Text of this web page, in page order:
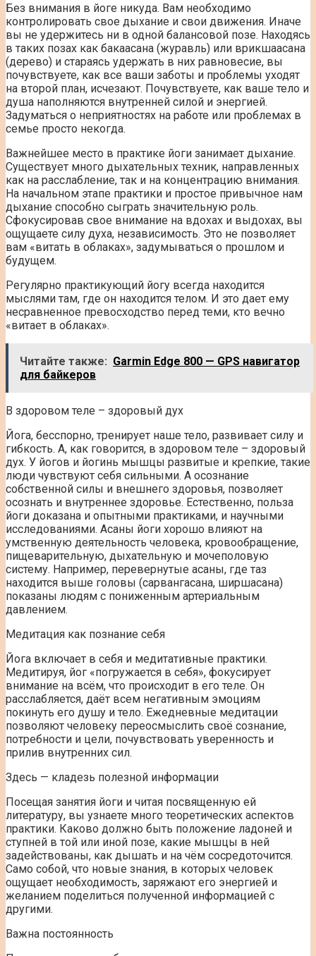
Без внимания в йоге никуда. Вам необходимо
контролировать свое дыхание и свои движения. Иначе
вы не удержитесь ни в одной балансовой позе. Находясь
в таких позах как бакаасана (журавль) или врикшаасана
(дерево) и стараясь удержать в них равновесие, вы
почувствуете, как все ваши заботы и проблемы уходят
на второй план, исчезают. Почувствуете, как ваше тело и
душа наполняются внутренней силой и энергией.
Задуматься о неприятностях на работе или проблемах в
семье просто некогда.
Важнейшее место в практике йоги занимает дыхание.
Существует много дыхательных техник, направленных
как на расслабление, так и на концентрацию внимания.
На начальном этапе практики и простое привычное нам
дыхание способно сыграть значительную роль.
Сфокусировав свое внимание на вдохах и выдохах, вы
ощущаете силу духа, независимость. Это не позволяет
вам «витать в облаках», задумываться о прошлом и
будущем.
Регулярно практикующий йогу всегда находится
мыслями там, где он находится телом. И это дает ему
несравненное превосходство перед теми, кто вечно
«витает в облаках».
Читайте также: Garmin Edge 800 — GPS навигатор
для байкеров
В здоровом теле – здоровый дух
Йога, бесспорно, тренирует наше тело, развивает силу и
гибкость. А, как говорится, в здоровом теле – здоровый
дух. У йогов и йогинь мышцы развитые и крепкие, такие
люди чувствуют себя сильными. А осознание
собственной силы и внешнего здоровья, позволяет
осознать и внутреннее здоровье. Естественно, польза
йоги доказана и опытными практиками, и научными
исследованиями. Асаны йоги хорошо влияют на
умственную деятельность человека, кровообращение,
пищеварительную, дыхательную и мочеполовую
систему. Например, перевернутые асаны, где таз
находится выше головы (сарвангасана, ширшасана)
показаны людям с пониженным артериальным
давлением.
Медитация как познание себя
Йога включает в себя и медитативные практики.
Медитируя, йог «погружается в себя», фокусирует
внимание на всём, что происходит в его теле. Он
расслабляется, даёт всем негативным эмоциям
покинуть его душу и тело. Ежедневные медитации
позволяют человеку переосмыслить своё сознание,
потребности и цели, почувствовать уверенность и
прилив внутренних сил.
Здесь — кладезь полезной информации
Посещая занятия йоги и читая посвященную ей
литературу, вы узнаете много теоретических аспектов
практики. Каково должно быть положение ладоней и
ступней в той или иной позе, какие мышцы в ней
задействованы, как дышать и на чём сосредоточится.
Само собой, что новые знания, в которых человек
ощущает необходимость, заряжают его энергией и
желанием поделиться полученной информацией с
другими.
Важна постоянность